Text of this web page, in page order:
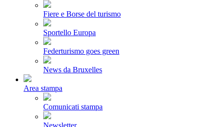
Fiere e Borse del turismo
Sportello Europa
Federturismo goes green
News da Bruxelles
Area stampa
Comunicati stampa
Newsletter